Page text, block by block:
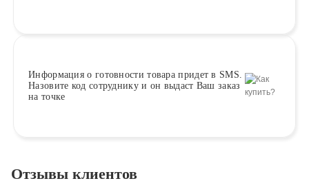
Информация о готовности товара придет в SMS.
Назовите код сотруднику и он выдаст Ваш заказ
на точке
Отзывы клиентов